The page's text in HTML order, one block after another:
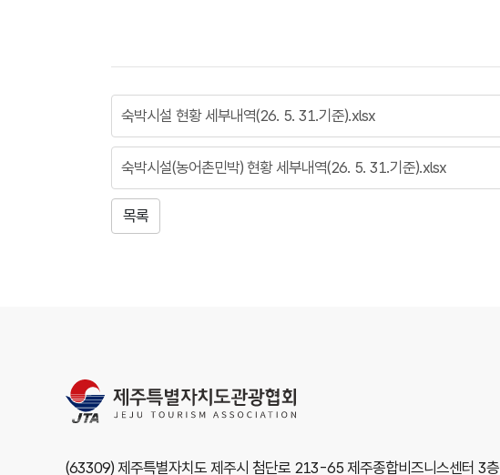
숙박시설 현황 세부내역(26. 5. 31.기준).xlsx
숙박시설(농어촌민박) 현황 세부내역(26. 5. 31.기준).xlsx
목록
(63309) 제주특별자치도 제주시 첨단로 213-65 제주종합비즈니스센터 3층